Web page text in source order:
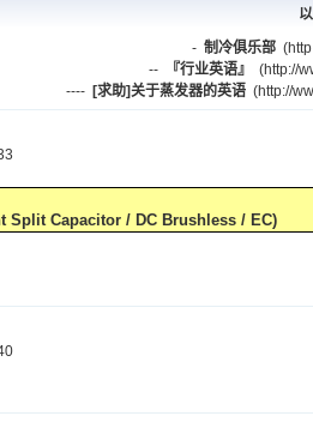
- 制冷俱乐部
--
『行业英语』
(http://
---- [求助]关于蒸发器的英语 (http://
SplitCapacitor / DC Brushless / EC)